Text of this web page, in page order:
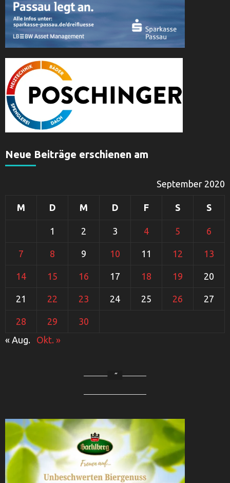
Neue Beiträge erschienen am
September 2020
M D M D F S S
1 2 3 4 5 6
7 8 9 10 11 12 13
14 15 16 17 18 19 20
21 22 23 24 25 26 27
28 29
30
« Aug.
Okt. »